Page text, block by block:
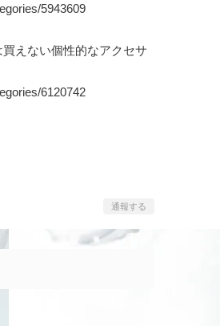
5943609
買えない個性的なアクセサ
6120742
通報する